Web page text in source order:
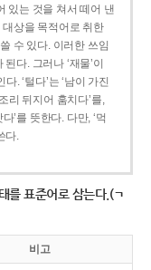
있는 것을 쳐서 떼어 낸
대상을 목적어로 취한
수 있다. 이러한 쓰임
다. 그러나 ‘재물’이
. ‘털다’는 ‘남이 가진
리 뒤지어 훔치다’를,
’를 뜻한다. 다만, ‘먹
다.
를 표준어로 삼는다.(ㄱ
비고